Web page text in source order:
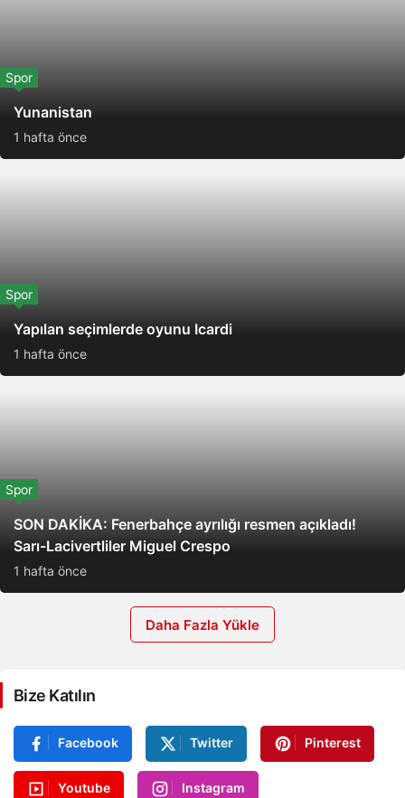
Yunanistan
Spor
1 hafta önce
Yapılan seçimlerde oyunu Icardi
Spor
1 hafta önce
SON DAKİKA: Fenerbahçe ayrılığı resmen açıkladı!
Sarı-Lacivertliler Miguel Crespo
Spor
1 hafta önce
Daha Fazla Yükle
Bize Katılın
Facebook Twitter Pinterest
Youtube Instagram